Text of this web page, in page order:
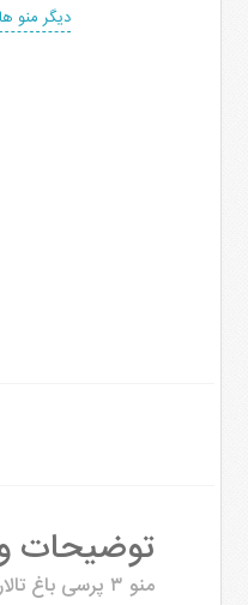
دیگر منو ها
توضیحات
منو ۳ پرسی باغ